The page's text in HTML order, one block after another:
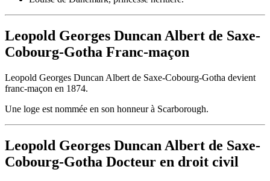
Leopold Georges Duncan Albert de Saxe-
Cobourg-Gotha Franc-maçon
Leopold Georges Duncan Albert de Saxe-Cobourg-Gotha devient
franc-maçon en 1874.
Une loge est nommée en son honneur à Scarborough.
Leopold Georges Duncan Albert de Saxe-
Cobourg-Gotha Docteur en droit civil